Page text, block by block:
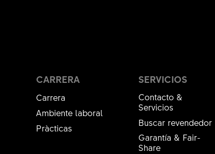
CARRERA
Carrera
Ambiente laboral
Pràcticas
SERVICIOS
Contacto &
Servicios
Buscar revendedor
Garantía & Fair-
Share